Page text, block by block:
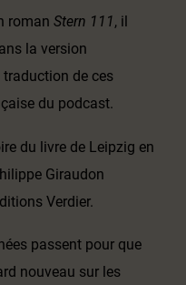
romanStern 111, il
la version
de ces
du podcast.
du livre de Leipzig en
Giraudon
Verdier.
passent pour que
nouveau sur les